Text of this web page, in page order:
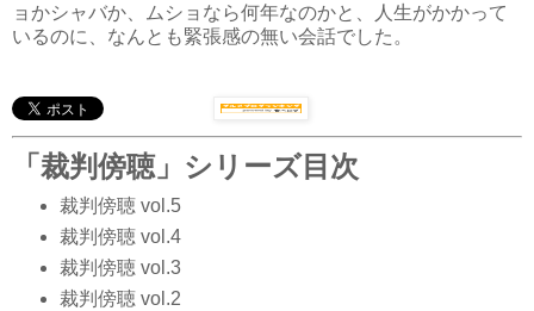
ョかシャバか、ムショなら何年なのかと、人生がかかって
いるのに、なんとも緊張感の無い会話でした。
「裁判傍聴」シリーズ目次
裁判傍聴 vol.5
裁判傍聴 vol.4
裁判傍聴 vol.3
裁判傍聴 vol.2